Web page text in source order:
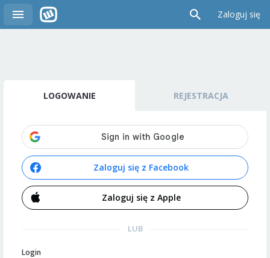
Zaloguj się
LOGOWANIE REJESTRACJA
Zaloguj się z Facebook
Zaloguj się z Apple
LUB
Login